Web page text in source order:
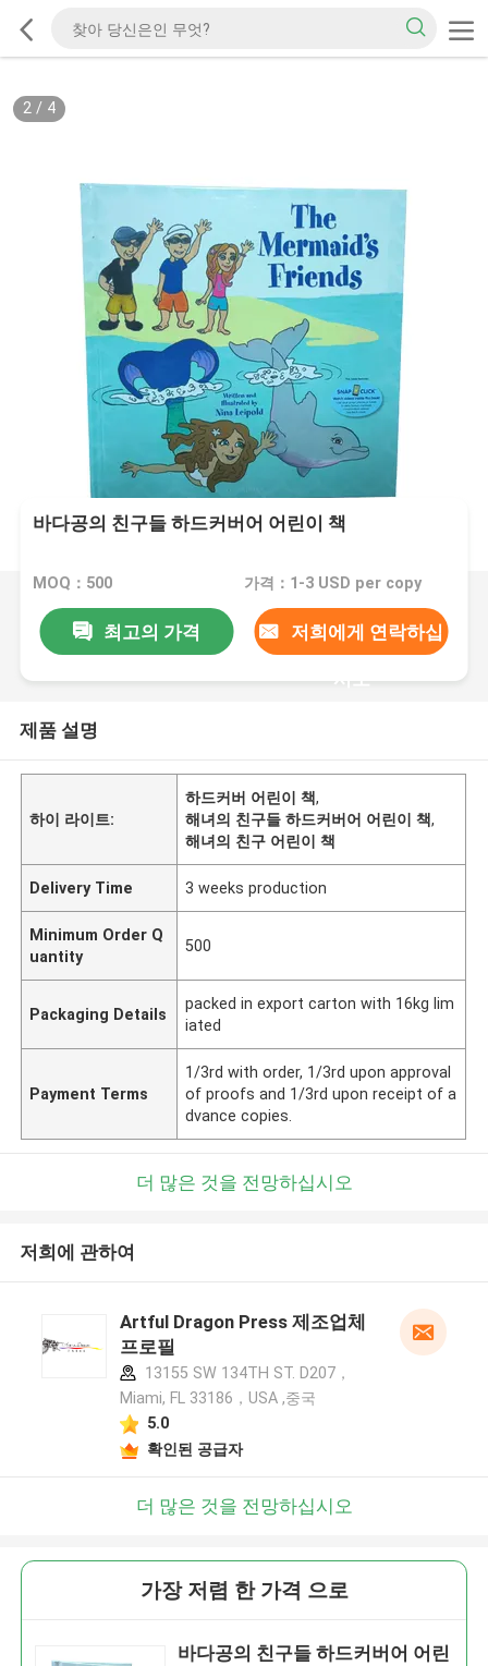
2/ 4
바다공의 친구들 하드커버어 어린이 책
MOQ：500 가격：1-3 USD per copy
최고의 가격 저희에게 연락하십
시오
제품 설명
하이 라이트:
하드커버 어린이 책,
해녀의 친구들 하드커버어 어린이 책,
해녀의 친구 어린이 책
Delivery Time 3 weeks production
Minimum Order Q
uantity
500
Packaging Details
packed in export carton with 16kg lim
iated
Payment Terms
1/3rd with order, 1/3rd upon approval
of proofs and 1/3rd upon receipt of a
dvance copies.
더 많은 것을 전망하십시오
저희에 관하여
Artful Dragon Press 제조업체
프로필
13155 SW 134TH ST. D207，
Miami, FL 33186，USA ,중국
5.0
확인된 공급자
더 많은 것을 전망하십시오
가장 저렴 한 가격 으로
바다공의 친구들 하드커버어 어린